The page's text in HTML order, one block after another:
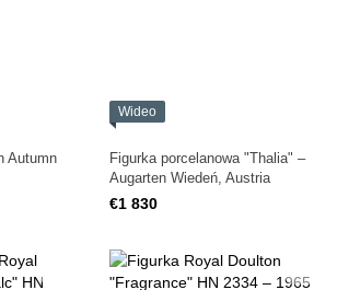
Autumn
Wideo
Figurka porcelanowa "Thalia" –
Augarten Wiedeń, Austria
€1 830